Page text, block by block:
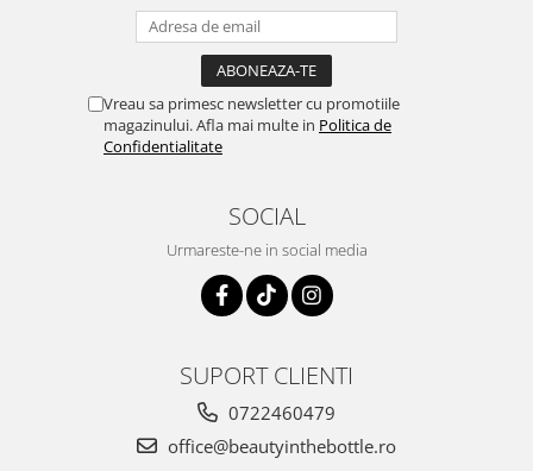
Vreau sa primesc newsletter cu promotiile
magazinului. Afla mai multe in Politica de
Confidentialitate
SOCIAL
Urmareste-ne in social media
SUPORT CLIENTI
0722460479
office@beautyinthebottle.ro